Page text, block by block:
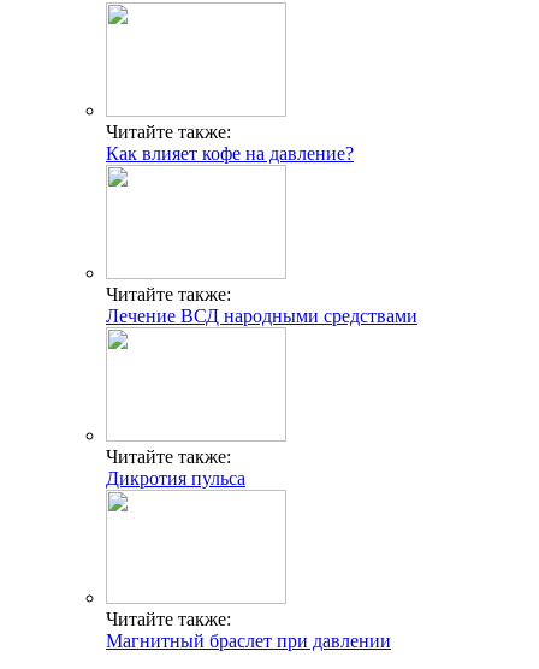
Читайте также:
Как влияет кофе на давление?
Читайте также:
Лечение ВСД народными средствами
Читайте также:
Дикротия пульса
Читайте также:
Магнитный браслет при давлении